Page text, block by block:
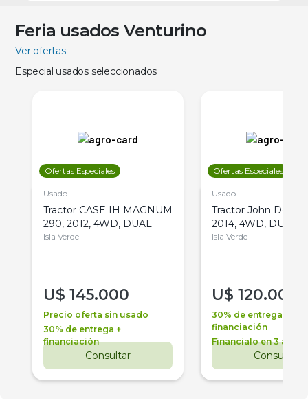
Feria usados Venturino
Ver ofertas
Especial usados seleccionados
Ofertas Especiales
Usado
Tractor CASE IH MAGNUM
290, 2012, 4WD, DUAL
Isla Verde
U$ 145.000
Precio oferta sin usado
30% de entrega +
financiación
Consultar
Ofertas Especiales
Usado
Tractor John Deere
2014, 4WD, DUAL
Isla Verde
U$ 120.000
30% de entrega +
financiación
Financialo en 3 años
Consultar